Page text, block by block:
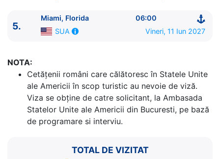
ITINERARIU
Ziua | Portul | Sosire - Plecare
1. Miami, Florida
Cococay Bahamas 07:00 - 17:00
Nassau Bahamas 07:30 - 17:30
Zi de navigare pe Mare 0:00 - 0:00
Miami, Florida SUA 06:00 - ⚓
5.
Miami, Florida
06:00
SUA
Vineri, 11 Iun 2027
NOTA:
Cetăţenii români care călătoresc în Statele Unite
ale Americii în scop turistic au nevoie de viză.
Viza se obține de catre solicitant, la Ambasada
Statelor Unite ale Americii din Bucuresti, pe bază
de programare si interviu.
TOTAL DE VIZITAT